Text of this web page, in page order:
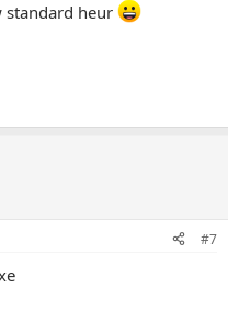
standard heur
#7